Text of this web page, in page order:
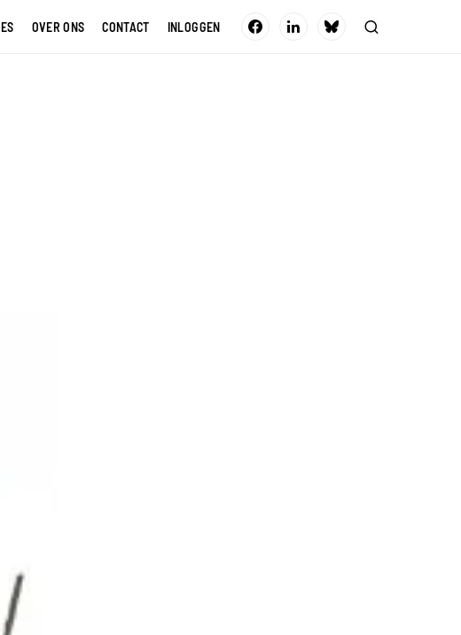
OVER ONS CONTACT INLOGGEN